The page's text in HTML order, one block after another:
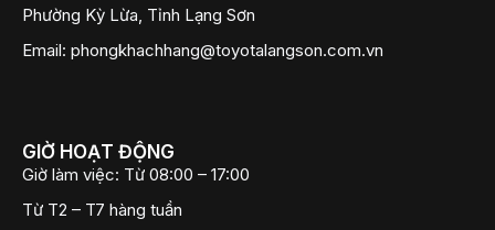
Phường Kỳ Lừa, Tỉnh Lạng Sơn
Email: phongkhachhang@toyotalangson.com.vn
GIỜ HOẠT ĐỘNG
Giờ làm việc: Từ 08:00 – 17:00
Từ T2 – T7 hàng tuần